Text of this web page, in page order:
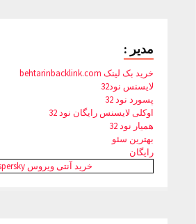
مدیر :
خرید بک لینک behtarinbacklink.com
لایسنس نود32
پسورد نود 32
اوکلی لایسنس رایگان نود 32
همیار نود 32
بهترین سئو
رایگان
خرید آنتی ویروس Kaspersky